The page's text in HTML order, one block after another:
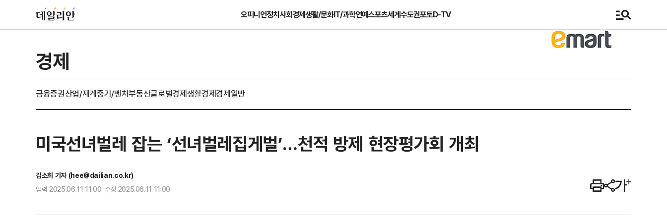
오피니언정치사회경제생활/문화IT/과학연예스포츠세계수도권포토D-TV
경제
금융증권산업/재계중기/벤처부동산글로벌경제생활경제경제일반
미국선녀벌레 잡는 ‘선녀벌레집게벌’…천적 방제 현장평가회 개최
김소희 기자 (hee@dailian.co.kr)
입력 2025.06.11 11:00 수정 2025.06.11 11:00